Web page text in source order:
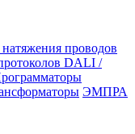
проводов
DALI /
ЭМПРА